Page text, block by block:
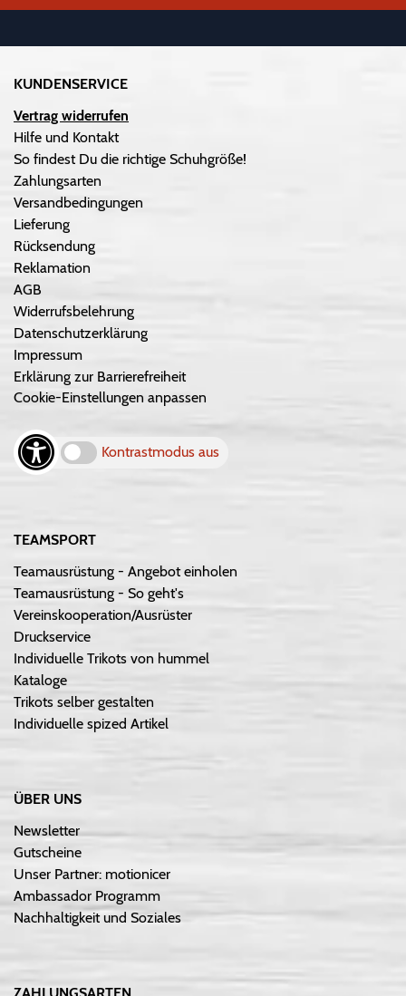
KUNDENSERVICE
Vertrag widerrufen
Hilfe und Kontakt
So findest Du die richtige Schuhgröße!
Zahlungsarten
Versandbedingungen
Lieferung
Rücksendung
Reklamation
AGB
Widerrufsbelehrung
Datenschutzerklärung
Impressum
Erklärung zur Barrierefreiheit
Cookie-Einstellungen anpassen
Kontrastmodus aus
TEAMSPORT
Teamausrüstung - Angebot einholen
Teamausrüstung - So geht's
Vereinskooperation/Ausrüster
Druckservice
Individuelle Trikots von hummel
Kataloge
Trikots selber gestalten
Individuelle spized Artikel
ÜBER UNS
Newsletter
Gutscheine
Unser Partner: motionicer
Ambassador Programm
Nachhaltigkeit und Soziales